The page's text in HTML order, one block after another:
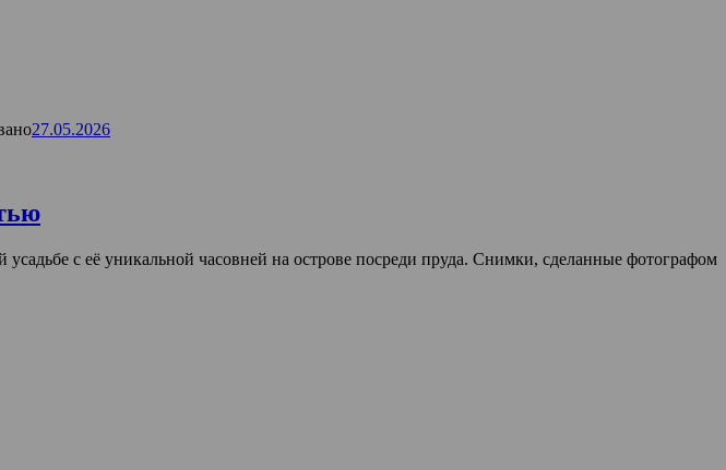
27.05.2026
с её уникальной часовней на острове посреди пруда. Снимки, сделанные фотографом